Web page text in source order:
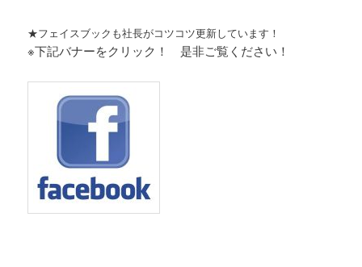
★フェイスブックも社長がコツコツ更新しています！
※下記バナーをクリック！ 是非ご覧ください！